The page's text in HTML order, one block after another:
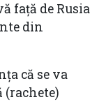
față de Rusia
din
că se va
(rachete)